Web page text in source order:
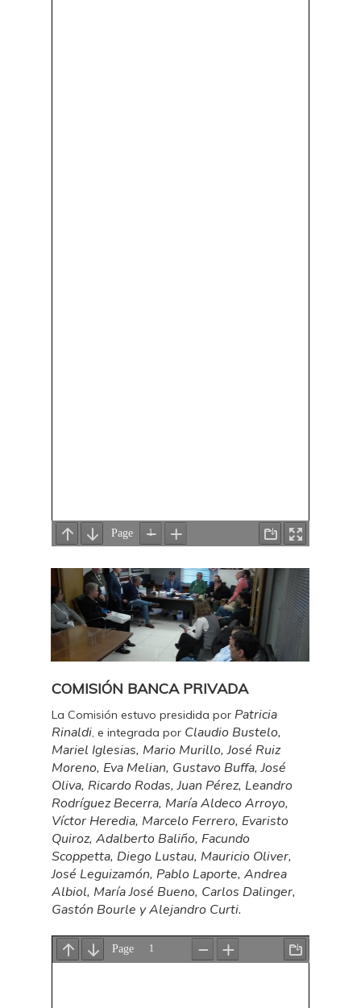
COMISIÓN BANCA PRIVADA
La Comisión estuvo presidida por Patricia
Rinaldi, e integrada por Claudio Bustelo,
Mariel Iglesias, Mario Murillo, José Ruiz
Moreno, Eva Melian, Gustavo Buffa, José
Oliva, Ricardo Rodas, Juan Pérez, Leandro
Rodríguez Becerra, María Aldeco Arroyo,
Víctor Heredia, Marcelo Ferrero, Evaristo
Quiroz, Adalberto Baliño, Facundo
Scoppetta, Diego Lustau, Mauricio Oliver,
José Leguizamón, Pablo Laporte, Andrea
Albiol, María José Bueno, Carlos Dalinger,
Gastón Bourle y Alejandro Curti.